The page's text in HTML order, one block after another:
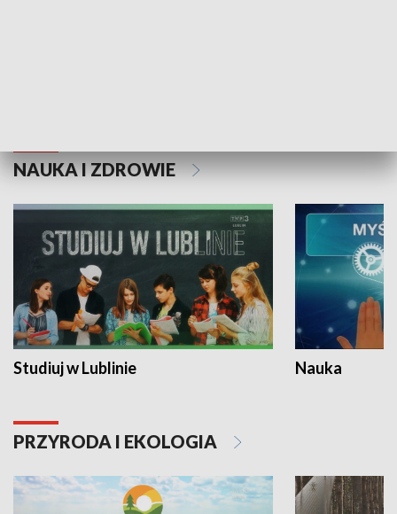
NAUKA I ZDROWIE
Studiuj w Lublinie Nauka
PRZYRODA I EKOLOGIA